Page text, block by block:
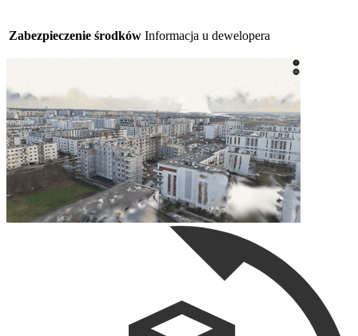
Zabezpieczenie środków Informacja u dewelopera